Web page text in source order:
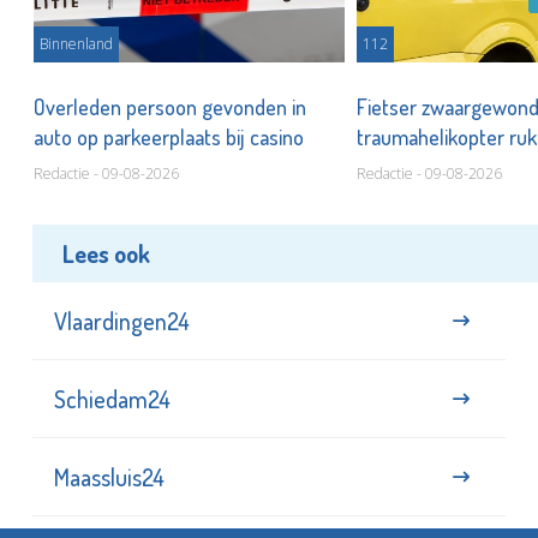
Binnenland
Overleden persoon gevonden in
auto op parkeerplaats bij casino
Redactie - 09-08-2026
112
Fietser
traumahelikopter
Redactie - 09-08-2026
Lees ook
Vlaardingen24
Schiedam24
Maassluis24